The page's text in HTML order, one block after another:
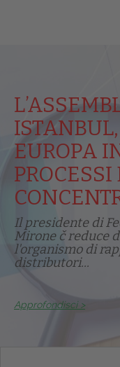
EUROPA
PROCESSI
Il presidente di
Mirone č reduce
l'organismo di
distributori...
Approfondisci >